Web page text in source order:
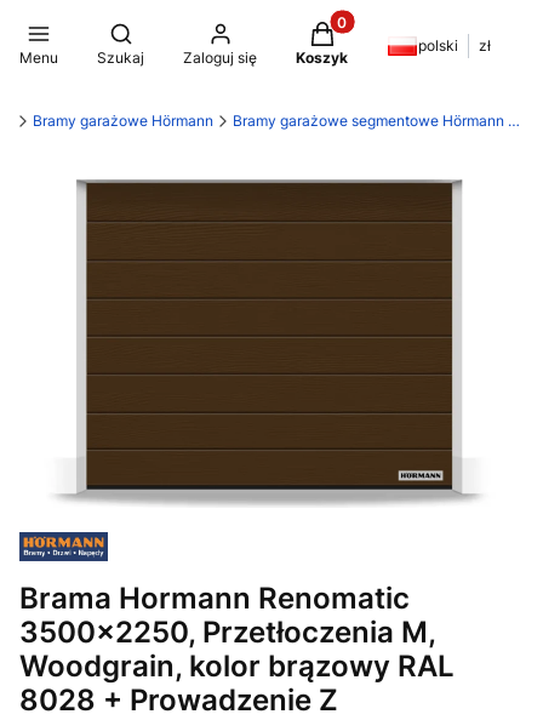
Menu
Otwórz wyszukiwarkę
Szukaj Zaloguj się
Produkty w koszyku: 0.
Koszyk
polski zł
Bramy garażowe Hörmann Bramy garażowe segmentowe Hörmann RenoMatic
Brama Hormann Renomatic
3500x2250, Przetłoczenia M,
Woodgrain, kolor brązowy RAL
8028 + Prowadzenie Z